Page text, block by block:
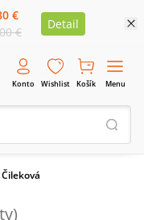
€
€
Detail
Konto Wishlist Košík Menu
)